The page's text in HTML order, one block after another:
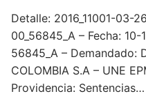
Detalle: 2016_11001-03-
00_56845_A – Fecha:
56845_A – Demandado:
COLOMBIA S.A – UNE
Providencia: Sentencias…